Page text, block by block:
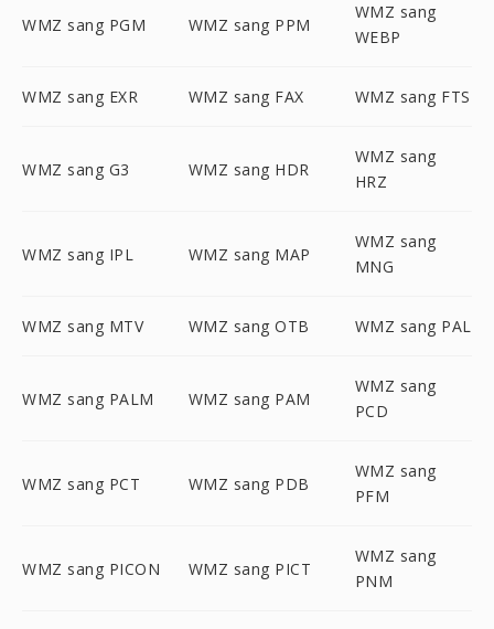
WMZ sang PGM WMZ sang PPM
WMZ sang
WEBP
WMZ sang EXR WMZ sang FAX WMZ sang FTS
WMZ sang G3 WMZ sang HDR
WMZ sang
HRZ
WMZ sang IPL WMZ sang MAP
WMZ sang
MNG
WMZ sang MTV WMZ sang OTB WMZ sang PAL
WMZ sang PALM WMZ sang PAM
WMZ sang
PCD
WMZ sang PCT WMZ sang PDB
WMZ sang
PFM
WMZ sang PICON WMZ sang PICT
WMZ sang
PNM